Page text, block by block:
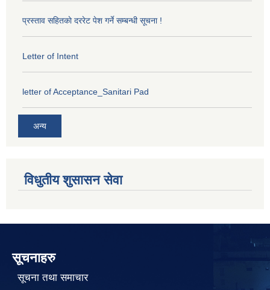
प्रस्ताव सहितकाे दररेट पेश गर्ने सम्बन्धी सूचना !
Letter of Intent
letter of Acceptance_Sanitari Pad
अन्य
विधुतीय शुसासन सेवा
सूचनाहरु
सूचना तथा समाचार